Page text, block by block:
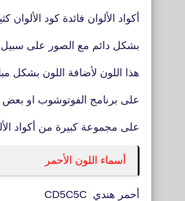
أكواد الألوان فائدة كود
بشكل دائم مع الصور على
هذا اللون لأضافة اللون بشكل
على برنامج الفوتوشوب او بعض
على مجموعة كبيرة من أكواد
أسماء اللون الأحمر
أحمر هندي CD5C5C